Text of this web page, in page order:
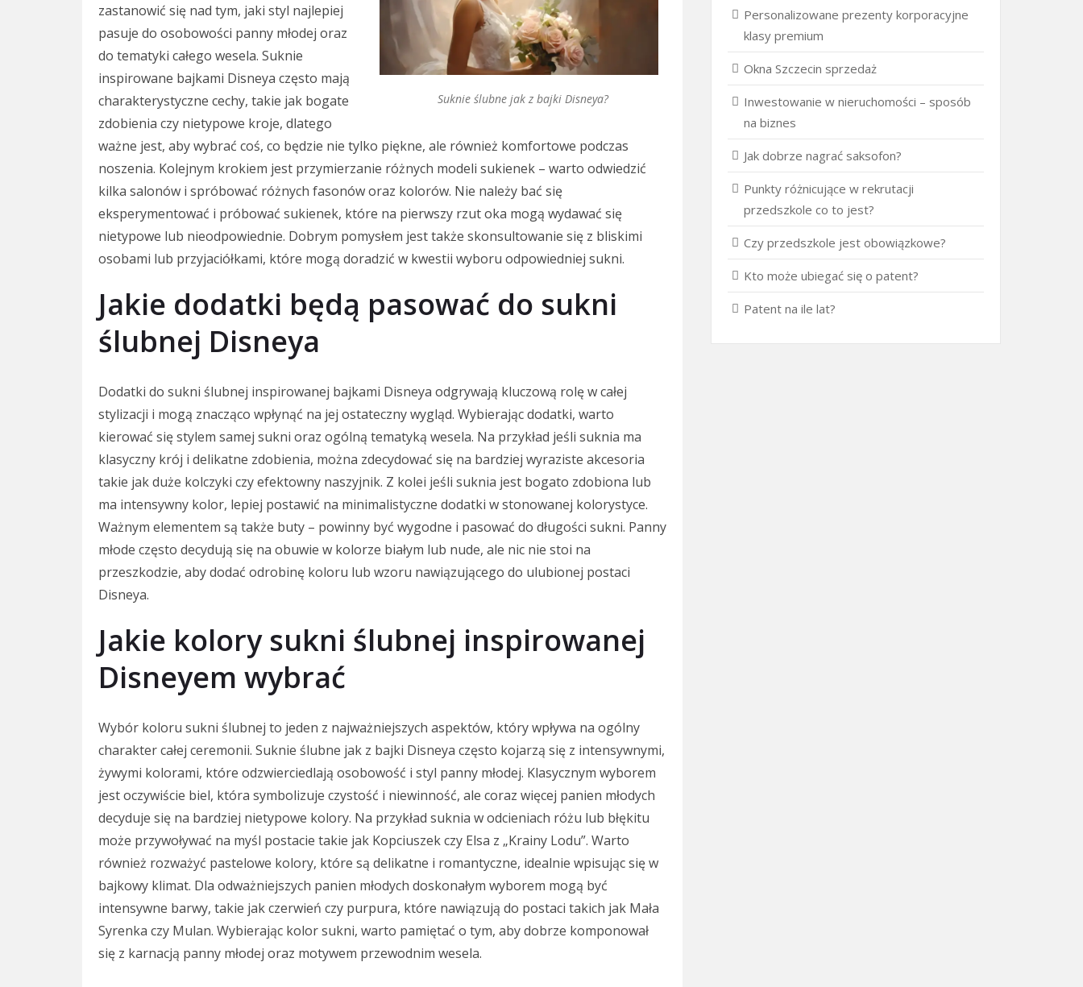
Suknie ślubne jak z bajki Disneya?
zastanowić się nad tym, jaki styl najlepiej
pasuje do osobowości panny młodej oraz
do tematyki całego wesela. Suknie
inspirowane bajkami Disneya często mają
charakterystyczne cechy, takie jak bogate
zdobienia czy nietypowe kroje, dlatego
ważne jest, aby wybrać coś, co będzie nie tylko piękne, ale również komfortowe podczas
noszenia. Kolejnym krokiem jest przymierzanie różnych modeli sukienek – warto odwiedzić
kilka salonów i spróbować różnych fasonów oraz kolorów. Nie należy bać się
eksperymentować i próbować sukienek, które na pierwszy rzut oka mogą wydawać się
nietypowe lub nieodpowiednie. Dobrym pomysłem jest także skonsultowanie się z bliskimi
osobami lub przyjaciółkami, które mogą doradzić w kwestii wyboru odpowiedniej sukni.
Jakie dodatki będą pasować do sukni
ślubnej Disneya
Dodatki do sukni ślubnej inspirowanej bajkami Disneya odgrywają kluczową rolę w całej
stylizacji i mogą znacząco wpłynąć na jej ostateczny wygląd. Wybierając dodatki, warto
kierować się stylem samej sukni oraz ogólną tematyką wesela. Na przykład jeśli suknia ma
klasyczny krój i delikatne zdobienia, można zdecydować się na bardziej wyraziste akcesoria
takie jak duże kolczyki czy efektowny naszyjnik. Z kolei jeśli suknia jest bogato zdobiona lub
ma intensywny kolor, lepiej postawić na minimalistyczne dodatki w stonowanej kolorystyce.
Ważnym elementem są także buty – powinny być wygodne i pasować do długości sukni. Panny
młode często decydują się na obuwie w kolorze białym lub nude, ale nic nie stoi na
przeszkodzie, aby dodać odrobinę koloru lub wzoru nawiązującego do ulubionej postaci
Disneya.
Jakie kolory sukni ślubnej inspirowanej
Disneyem wybrać
Wybór koloru sukni ślubnej to jeden z najważniejszych aspektów, który wpływa na ogólny
charakter całej ceremonii. Suknie ślubne jak z bajki Disneya często kojarzą się z intensywnymi,
żywymi kolorami, które odzwierciedlają osobowość i styl panny młodej. Klasycznym wyborem
jest oczywiście biel, która symbolizuje czystość i niewinność, ale coraz więcej panien młodych
decyduje się na bardziej nietypowe kolory. Na przykład suknia w odcieniach różu lub błękitu
może przywoływać na myśl postacie takie jak Kopciuszek czy Elsa z „Krainy Lodu”. Warto
również rozważyć pastelowe kolory, które są delikatne i romantyczne, idealnie wpisując się w
bajkowy klimat. Dla odważniejszych panien młodych doskonałym wyborem mogą być
intensywne barwy, takie jak czerwień czy purpura, które nawiązują do postaci takich jak Mała
Syrenka czy Mulan. Wybierając kolor sukni, warto pamiętać o tym, aby dobrze komponował
się z karnacją panny młodej oraz motywem przewodnim wesela.
Personalizowane prezenty korporacyjne
klasy premium
Okna Szczecin sprzedaż
Inwestowanie w nieruchomości – sposób
na biznes
Jak dobrze nagrać saksofon?
Punkty różnicujące w rekrutacji
przedszkole co to jest?
Czy przedszkole jest obowiązkowe?
Kto może ubiegać się o patent?
Patent na ile lat?